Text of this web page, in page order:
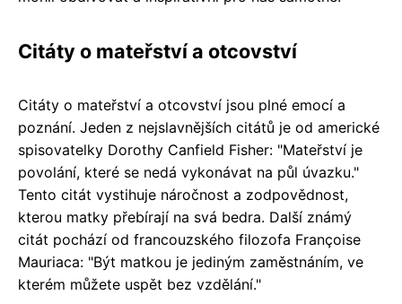
Citáty o mateřství a otcovství
Citáty o mateřství a otcovství jsou plné emocí a
poznání. Jeden z nejslavnějších citátů je od americké
spisovatelky Dorothy Canfield Fisher: "Mateřství je
povolání, které se nedá vykonávat na půl úvazku."
Tento citát vystihuje náročnost a zodpovědnost,
kterou matky přebírají na svá bedra. Další známý
citát pochází od francouzského filozofa Françoise
Mauriaca: "Být matkou je jediným zaměstnáním, ve
kterém můžete uspět bez vzdělání."